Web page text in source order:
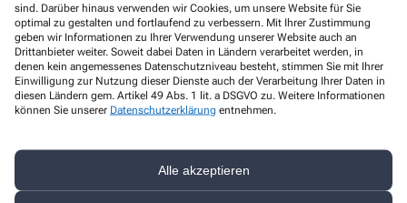
sind. Darüber hinaus verwenden wir Cookies, um unsere Website für Sie
optimal zu gestalten und fortlaufend zu verbessern. Mit Ihrer Zustimmung
geben wir Informationen zu Ihrer Verwendung unserer Website auch an
Drittanbieter weiter. Soweit dabei Daten in Ländern verarbeitet werden, in
denen kein angemessenes Datenschutzniveau besteht, stimmen Sie mit Ihrer
Einwilligung zur Nutzung dieser Dienste auch der Verarbeitung Ihrer Daten in
diesen Ländern gem. Artikel 49 Abs. 1 lit. a DSGVO zu. Weitere Informationen
können Sie unserer Datenschutzerklärung entnehmen.
Alle akzeptieren